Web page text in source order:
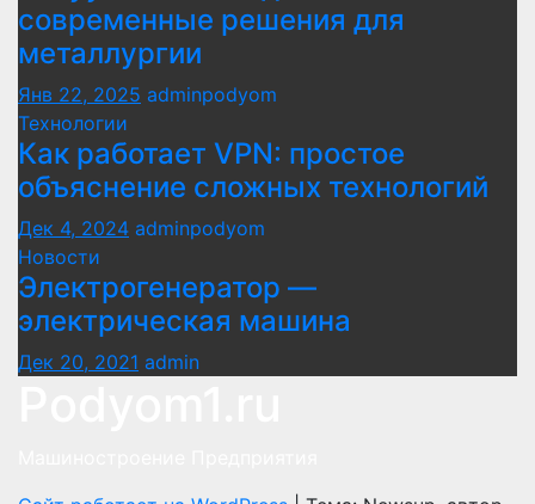
современные решения для
металлургии
Янв 22, 2025 adminpodyom
Технологии
Как работает VPN: простое
объяснение сложных технологий
Дек 4, 2024 adminpodyom
Новости
Электрогенератор —
электрическая машина
Дек 20, 2021 admin